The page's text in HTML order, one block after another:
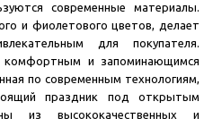
современные материалы.
и фиолетового цветов, делает
для покупателя.
комфортным и запоминающимся
по современным технологиям,
праздник под открытым
из высококачественных и